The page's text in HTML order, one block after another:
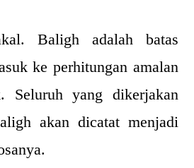
Baligh adalah batas
ke perhitungan amalan
Seluruh yang dikerjakan
akan dicatat menjadi